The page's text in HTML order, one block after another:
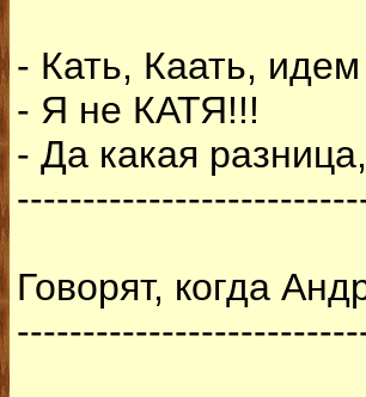
- Кать, Каать,
- Я не КАТЯ!!!
- Да какая
Говорят, когда